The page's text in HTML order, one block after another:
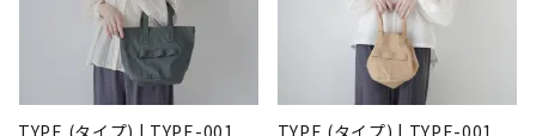
TYPE (タイプ) | TYPE-001
TYPE (タイプ) | TYPE-001